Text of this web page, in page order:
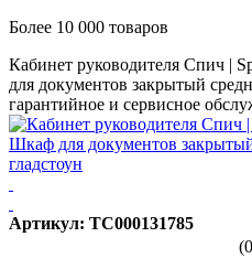
Более 10 000 товаров
Кабинет руководителя Спич
для документов закрытый
гарантийное и сервисное
Артикул: ТС000131785